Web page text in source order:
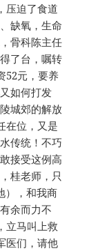
压迫了食道
缺氧，生命
骨科陈主任
了台，嘱转
52元，要养
如何打发
城郊的解放
在位，又是
传统！不巧
接受这例高
桂老师，只
），和我商
余而力不
立马叫上救
医们，请他